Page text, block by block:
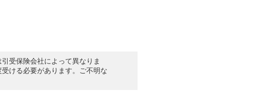
受保険会社によって異なりま
ける必要があります。ご不明な